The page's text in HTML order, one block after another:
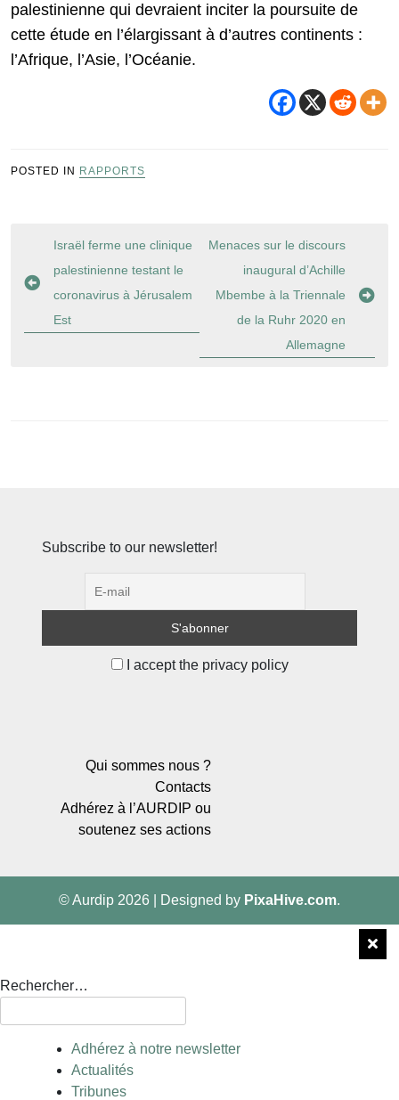
palestinienne qui devraient inciter la poursuite de
cette étude en l’élargissant à d’autres continents :
l’Afrique, l’Asie, l’Océanie.
POSTED IN RAPPORTS
Navigation
de
l’article
Israël ferme une clinique
palestinienne testant le
coronavirus à Jérusalem
Est
Menaces sur le discours
inaugural d’Achille
Mbembe à la Triennale
de la Ruhr 2020 en
Allemagne
Subscribe to our newsletter!
I accept the privacy policy
Qui sommes nous ?
Contacts
Adhérez à l’AURDIP ou
soutenez ses actions
© Aurdip 2026 Designed by PixaHive.com.
Rechercher…
Adhérez à notre newsletter
Actualités
Tribunes